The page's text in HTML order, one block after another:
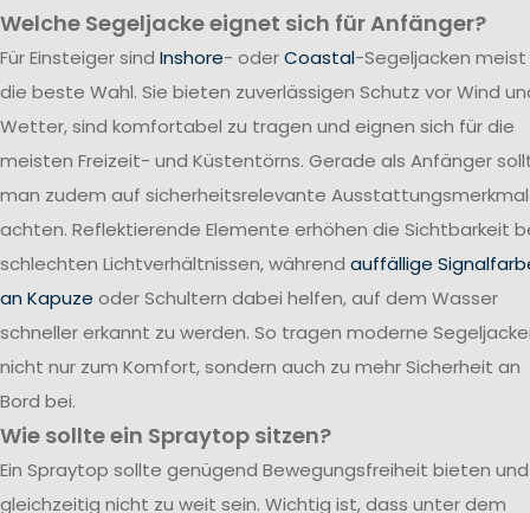
Welche Segeljacke eignet sich für Anfänger?
Für Einsteiger sind Inshore- oderCoastal-Segeljacken meist
die beste Wahl. Sie bieten zuverlässigen Schutz vor Wind
Wetter, sind komfortabel zu tragen und eignen sich für die
meisten Freizeit- und Küstentörns. Gerade als Anfänger
man zudem auf sicherheitsrelevante
achten. Reflektierende Elemente erhöhen die Sichtbarkeit
schlechten Lichtverhältnissen, während auffällige
an Kapuze oder Schultern dabei helfen, auf dem Wasser
schneller erkannt zu werden. So tragen moderne
nicht nur zum Komfort, sondern auch zu mehr Sicherheit an
Bord bei.
Wie sollte ein Spraytop sitzen?
Ein Spraytop sollte genügend Bewegungsfreiheit bieten und
gleichzeitig nicht zu weit sein. Wichtig ist, dass unter dem